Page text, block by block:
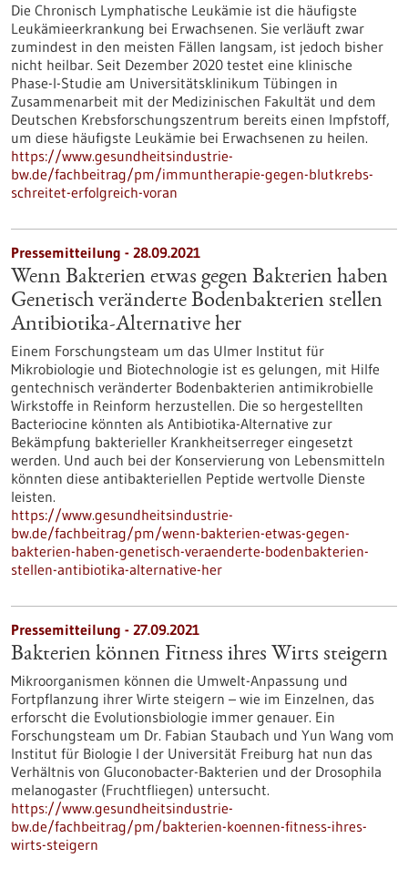
Die Chronisch Lymphatische Leukämie ist die häufigste
Leukämieerkrankung bei Erwachsenen. Sie verläuft zwar
zumindest in den meisten Fällen langsam, ist jedoch bisher
nicht heilbar. Seit Dezember 2020 testet eine klinische
Phase-I-Studie am Universitätsklinikum Tübingen in
Zusammenarbeit mit der Medizinischen Fakultät und dem
Deutschen Krebsforschungszentrum bereits einen Impfstoff,
um diese häufigste Leukämie bei Erwachsenen zu heilen.
https://www.gesundheitsindustrie-
bw.de/fachbeitrag/pm/immuntherapie-gegen-blutkrebs-
schreitet-erfolgreich-voran
Pressemitteilung - 28.09.2021
Wenn Bakterien etwas gegen Bakterien haben
Genetisch veränderte Bodenbakterien stellen
Antibiotika-Alternative her
Einem Forschungsteam um das Ulmer Institut für
Mikrobiologie und Biotechnologie ist es gelungen, mit Hilfe
gentechnisch veränderter Bodenbakterien antimikrobielle
Wirkstoffe in Reinform herzustellen. Die so hergestellten
Bacteriocine könnten als Antibiotika-Alternative zur
Bekämpfung bakterieller Krankheitserreger eingesetzt
werden. Und auch bei der Konservierung von Lebensmitteln
könnten diese antibakteriellen Peptide wertvolle Dienste
leisten.
https://www.gesundheitsindustrie-
bw.de/fachbeitrag/pm/wenn-bakterien-etwas-gegen-
bakterien-haben-genetisch-veraenderte-bodenbakterien-
stellen-antibiotika-alternative-her
Pressemitteilung - 27.09.2021
Bakterien können Fitness ihres Wirts steigern
Mikroorganismen können die Umwelt-Anpassung und
Fortpflanzung ihrer Wirte steigern – wie im Einzelnen, das
erforscht die Evolutionsbiologie immer genauer. Ein
Forschungsteam um Dr. Fabian Staubach und Yun Wang vom
Institut für Biologie I der Universität Freiburg hat nun das
Verhältnis von Gluconobacter-Bakterien und der Drosophila
melanogaster (Fruchtfliegen) untersucht.
https://www.gesundheitsindustrie-
bw.de/fachbeitrag/pm/bakterien-koennen-fitness-ihres-
wirts-steigern